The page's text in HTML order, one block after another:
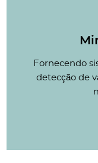
Fornecendo
detecção de